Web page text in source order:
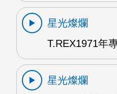
星光燦爛
T.REX1971年
星光燦爛